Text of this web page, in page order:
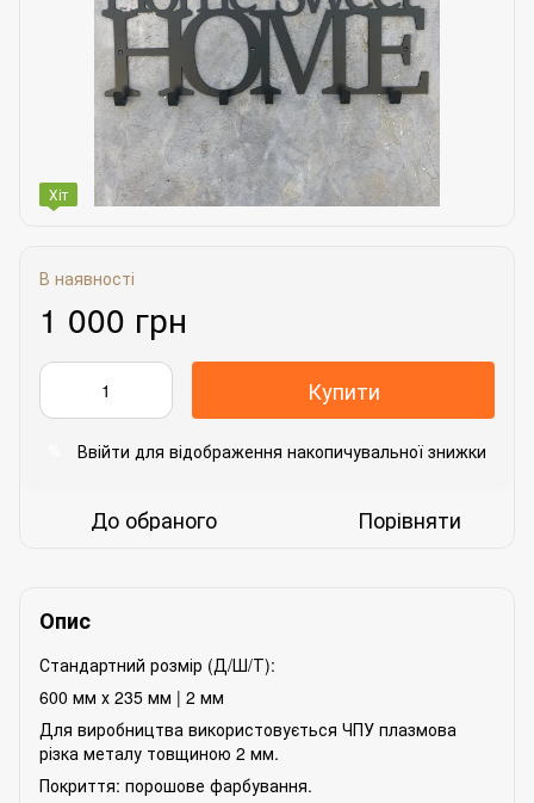
Хіт
В наявності
1 000 грн
Купити
Ввійти для відображення накопичувальної знижки
До обраного Порівняти
Опис
Стандартний розмір (Д/Ш/Т):
600 мм х 235 мм | 2 мм
Для виробництва використовується ЧПУ плазмова
різка металу товщиною 2 мм.
Покриття: порошове фарбування.